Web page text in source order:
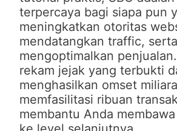
terpercaya bagi siapa pun
meningkatkan otoritas
mendatangkan traffic, serta
mengoptimalkan
rekam jejak yang terbukti
menghasilkan omset
memfasilitasi ribuan
membantu Anda